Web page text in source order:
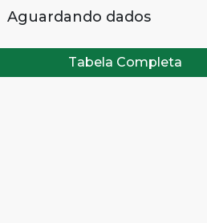
Aguardando dados
Tabela Completa